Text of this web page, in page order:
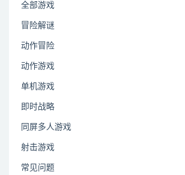
全部游戏
冒险解谜
动作冒险
动作游戏
单机游戏
即时战略
同屏多人游戏
射击游戏
常见问题